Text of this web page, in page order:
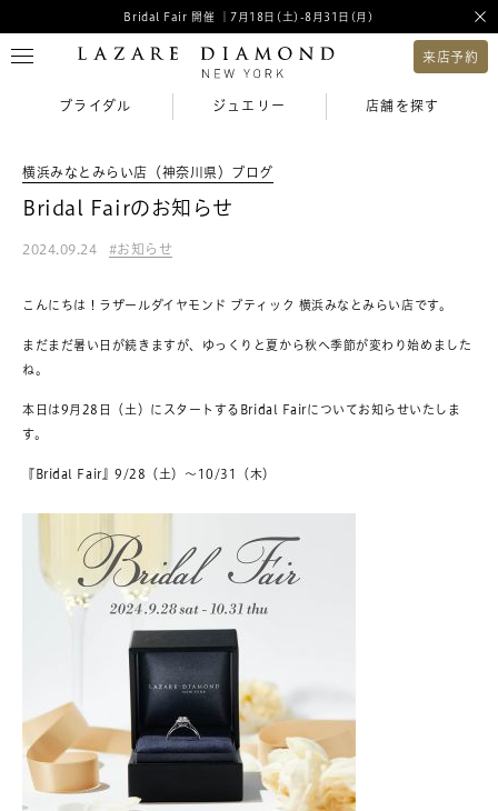
Bridal Fair 開催 ｜7月18日(土)-8月31日(月)
来店予約
ブライダル ジュエリー 店舗を探す
横浜みなとみらい店（神奈川県）ブログ
Bridal Fairのお知らせ
2024.09.24 お知らせ
こんにちは！ラザールダイヤモンド ブティック 横浜みなとみらい店です。
まだまだ暑い日が続きますが、ゆっくりと夏から秋へ季節が変わり始めました
ね。
本日は9月28日（土）にスタートするBridal Fairについてお知らせいたしま
す。
『Bridal Fair』9/28（土）～10/31（木）